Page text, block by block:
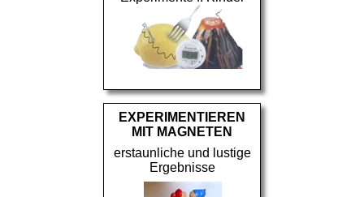
EXPERIMENTIEREN
MIT MAGNETEN
erstaunliche und lustige
Ergebnisse